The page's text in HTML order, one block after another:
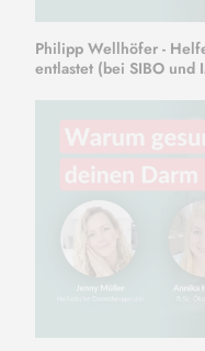
Philipp Wellhöfer -
entlastet (bei SIBO und